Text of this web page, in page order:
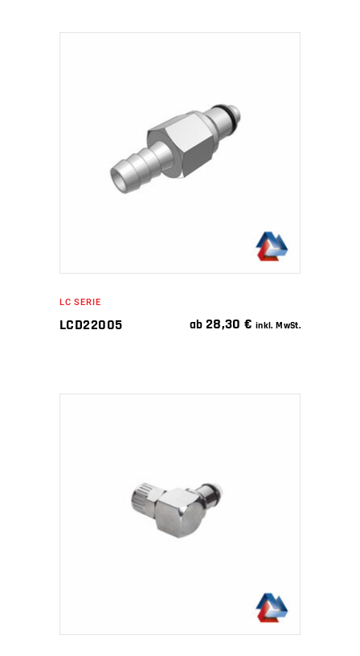
IN DEN WARENKORB
LC SERIE
LCD22005 ab 28,30€ inkl. MwSt.
IN DEN WARENKORB